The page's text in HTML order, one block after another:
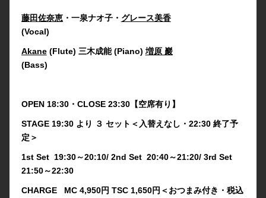
藤田佐奈恵・一泉ナオ子・ グレース美香
(Vocal)
Akane(Flute) 三木成能 (Piano) 増原 巖
(Bass)
OPEN 18:30・CLOSE 23:30【空席有り】
STAGE 19:30 より ３ セット＜入替えなし・22:30 終了予
定＞
1st Set 19:30～20:10/ 2nd Set 20:40～21:20/ 3rd Set
21:50～22:30
CHARGE MC 4,950円 TSC 1,650円＜おつまみ付き・税込